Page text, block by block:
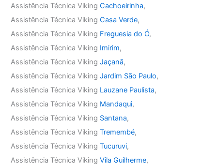
Assistência Técnica VikingCachoeirinha,
Assistência Técnica VikingCasa Verde,
Assistência Técnica Viking Freguesia do Ó,
Assistência Técnica Viking Imirim,
Assistência Técnica VikingJaçanã,
Assistência Técnica VikingJardim São Paulo,
Assistência Técnica Viking Lauzane Paulista,
Assistência Técnica Viking Mandaqui,
Assistência Técnica Viking Santana,
Assistência Técnica VikingTremembé,
Assistência Técnica VikingTucuruvi,
Assistência Técnica VikingVila Guilherme,